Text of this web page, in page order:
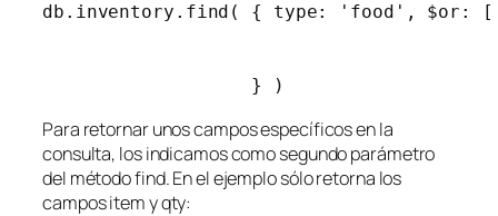
db.inventory.find( { type: 'food', $or:
                   } )
Para retornar unos campos específicos en la
consulta, los indicamos como segundo parámetro
del método find. En el ejemplo sólo retorna los
campositemyqty: